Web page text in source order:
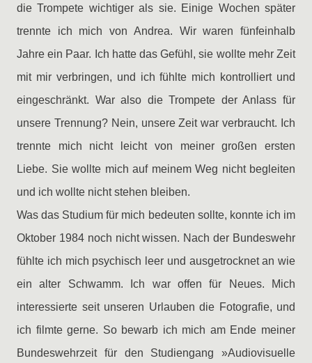
die Trompete wichtiger als sie. Einige Wochen später
trennte ich mich von Andrea. Wir waren fünfeinhalb
Jahre ein Paar. Ich hatte das Gefühl, sie wollte mehr Zeit
mit mir verbringen, und ich fühlte mich kontrolliert und
eingeschränkt. War also die Trompete der Anlass für
unsere Trennung? Nein, unsere Zeit war verbraucht. Ich
trennte mich nicht leicht von meiner großen ersten
Liebe. Sie wollte mich auf meinem Weg nicht begleiten
und ich wollte nicht stehen bleiben.
Was das Studium für mich bedeuten sollte, konnte ich im
Oktober 1984 noch nicht wissen. Nach der Bundeswehr
fühlte ich mich psychisch leer und ausgetrocknet an wie
ein alter Schwamm. Ich war offen für Neues. Mich
interessierte seit unseren Urlauben die Fotografie, und
ich filmte gerne. So bewarb ich mich am Ende meiner
Bundeswehrzeit für den Studiengang »Audiovisuelle